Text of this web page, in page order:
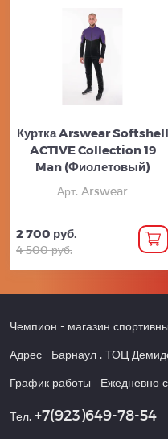
Куртка Arswear Softshell
ACTIVE Collection 19
Man (Фиолетовый)
Арт. Arswear
2 700 руб.
4 500 руб.
Чемпион - магазин
Адрес Барнаул , ТОЦ
График работы Ежедневно
Тел. +7(923)649-78-54